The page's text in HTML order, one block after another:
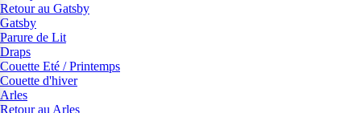
Retour au Gatsby
Gatsby
Parure de Lit
Draps
Couette Eté / Printemps
Couette d'hiver
Arles
Retour au Arles